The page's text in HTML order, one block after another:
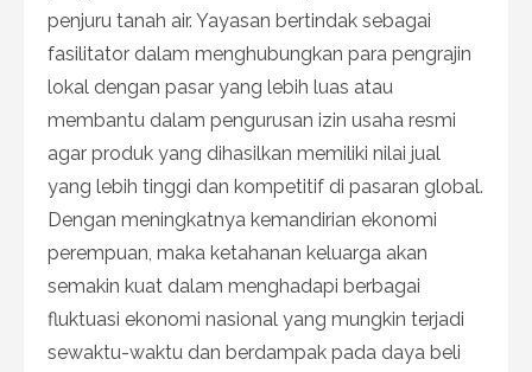
penjuru tanah air. Yayasan bertindak sebagai
fasilitator dalam menghubungkan para pengrajin
lokal dengan pasar yang lebih luas atau
membantu dalam pengurusan izin usaha resmi
agar produk yang dihasilkan memiliki nilai jual
yang lebih tinggi dan kompetitif di pasaran global.
Dengan meningkatnya kemandirian ekonomi
perempuan, maka ketahanan keluarga akan
semakin kuat dalam menghadapi berbagai
fluktuasi ekonomi nasional yang mungkin terjadi
sewaktu-waktu dan berdampak pada daya beli